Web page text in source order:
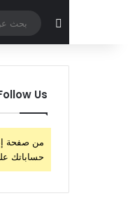
مقال
Us
من صفحة
حساباتك